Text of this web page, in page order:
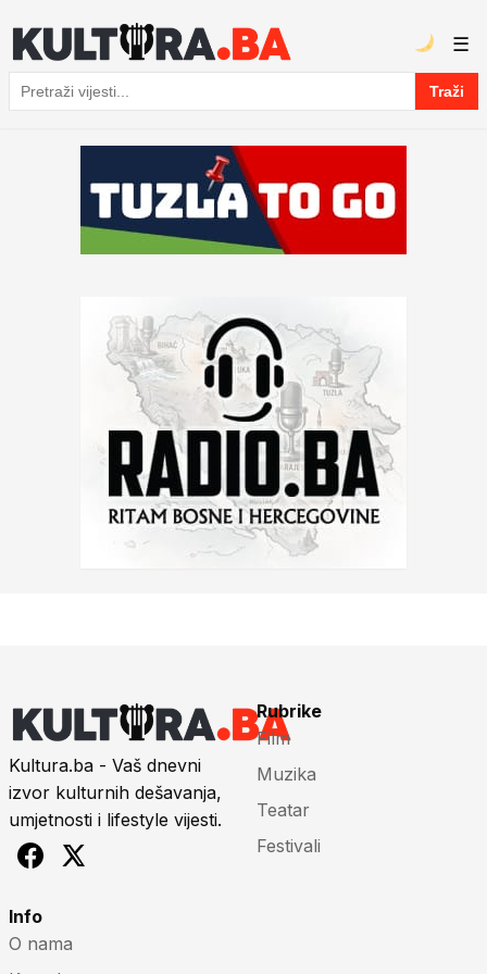
Pretraga
Traži
☰
Kultura.ba - Vaš dnevni
izvor kulturnih dešavanja,
umjetnosti i lifestyle vijesti.
Rubrike
Film
Muzika
Teatar
Festivali
Info
O nama